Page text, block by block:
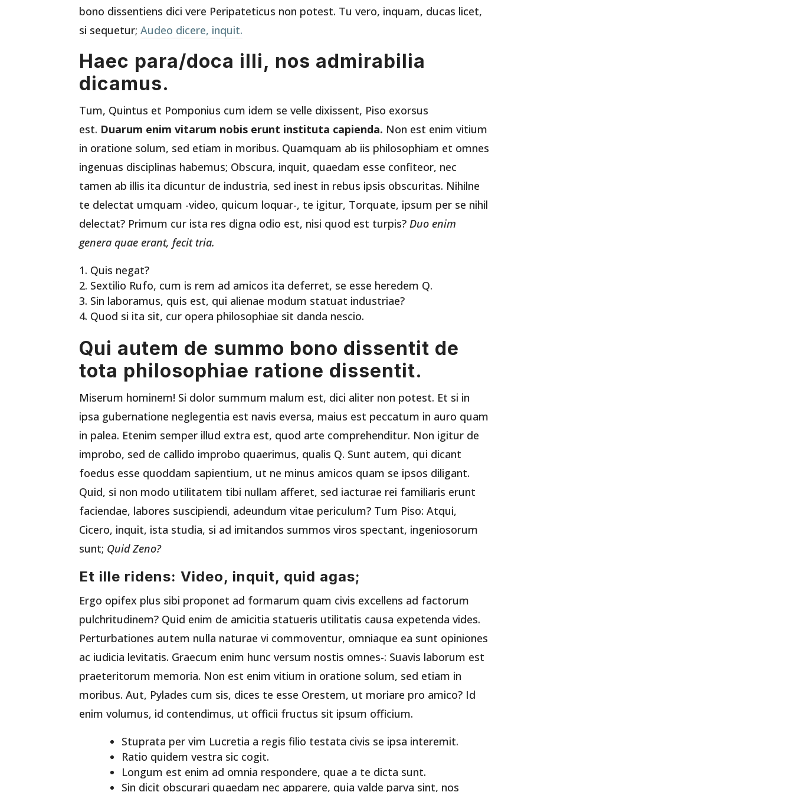
bono dissentiens dici vere Peripateticus non potest. Tu vero, inquam, ducas licet,
si sequetur;Audeo dicere, inquit.
Haec para/doca illi, nos admirabilia
dicamus.
Tum, Quintus et Pomponius cum idem se velle dixissent, Piso exorsus
est. Duarum enim vitarum nobis erunt instituta capienda. Non est enim vitium
in oratione solum, sed etiam in moribus. Quamquam ab iis philosophiam et omnes
ingenuas disciplinas habemus; Obscura, inquit, quaedam esse confiteor, nec
tamen ab illis ita dicuntur de industria, sed inest in rebus ipsis obscuritas. Nihilne
te delectat umquam -video, quicum loquar-, te igitur, Torquate, ipsum per se nihil
delectat? Primum cur ista res digna odio est, nisi quod est turpis? Duo enim
genera quae erant, fecit tria.
Quis negat?
Sextilio Rufo, cum is rem ad amicos ita deferret, se esse heredem Q.
Sin laboramus, quis est, qui alienae modum statuat industriae?
Quod si ita sit, cur opera philosophiae sit danda nescio.
Qui autem de summo bono dissentit de
tota philosophiae ratione dissentit.
Miserum hominem! Si dolor summum malum est, dici aliter non potest. Et si in
ipsa gubernatione neglegentia est navis eversa, maius est peccatum in auro quam
in palea. Etenim semper illud extra est, quod arte comprehenditur. Non igitur de
improbo, sed de callido improbo quaerimus, qualis Q. Sunt autem, qui dicant
foedus esse quoddam sapientium, ut ne minus amicos quam se ipsos diligant.
Quid, si non modo utilitatem tibi nullam afferet, sed iacturae rei familiaris erunt
faciendae, labores suscipiendi, adeundum vitae periculum? Tum Piso: Atqui,
Cicero, inquit, ista studia, si ad imitandos summos viros spectant, ingeniosorum
sunt; Quid Zeno?
Et ille ridens: Video, inquit, quid agas;
Ergo opifex plus sibi proponet ad formarum quam civis excellens ad factorum
pulchritudinem? Quid enim de amicitia statueris utilitatis causa expetenda vides.
Perturbationes autem nulla naturae vi commoventur, omniaque ea sunt opiniones
ac iudicia levitatis. Graecum enim hunc versum nostis omnes-: Suavis laborum est
praeteritorum memoria. Non est enim vitium in oratione solum, sed etiam in
moribus. Aut, Pylades cum sis, dices te esse Orestem, ut moriare pro amico? Id
enim volumus, id contendimus, ut officii fructus sit ipsum officium.
Stuprata per vim Lucretia a regis filio testata civis se ipsa interemit.
Ratio quidem vestra sic cogit.
Longum est enim ad omnia respondere, quae a te dicta sunt.
Sin dicit obscurari quaedam nec apparere, quia valde parva sint, nos